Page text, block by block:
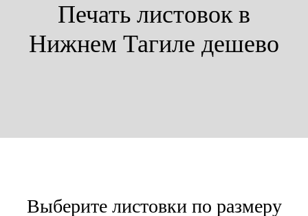
Печать листовок в
Нижнем Тагиле дешево
Выберите листовки по размеру